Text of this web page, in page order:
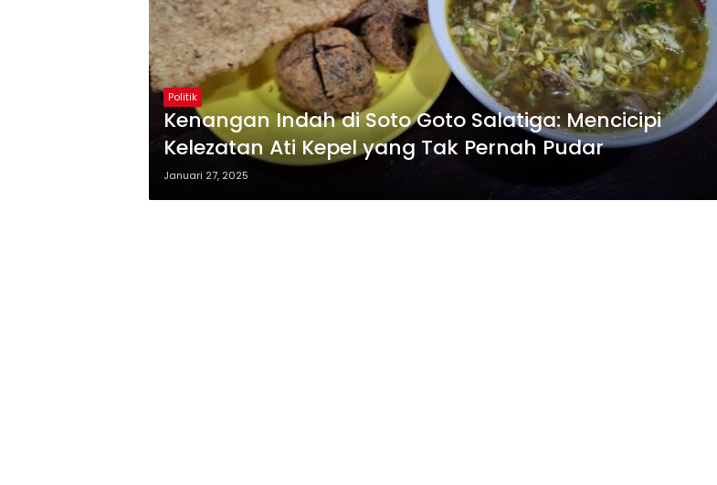
Politik
Kenangan Indah di Soto Goto Salatiga: Mencicipi
Kelezatan Ati Kepel yang Tak Pernah Pudar
Januari 27, 2025